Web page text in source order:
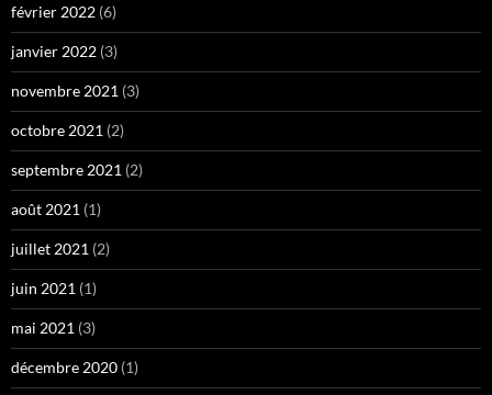
février 2022 (6)
janvier 2022 (3)
novembre 2021 (3)
octobre 2021 (2)
septembre 2021 (2)
août 2021 (1)
juillet 2021 (2)
juin 2021 (1)
mai 2021 (3)
décembre 2020 (1)